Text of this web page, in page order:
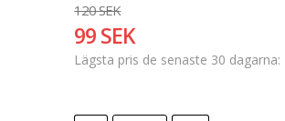
120 SEK
99 SEK
Lägsta pris de senaste 30 dagarna